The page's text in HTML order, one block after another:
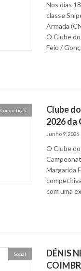
Nos dias
classe
Armada
O Clube
Feio /
Competição
Clube
2026 da
Junho 9, 2026
O Clube
Margarida
com uma
Social
DÉNIS